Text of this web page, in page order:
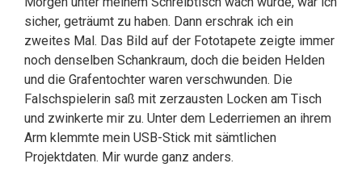
sicher, geträumt zu haben. Dann erschrak ich ein
zweites Mal. Das Bild auf der Fototapete zeigte immer
noch denselben Schankraum, doch die beiden Helden
und die Grafentochter waren verschwunden. Die
Falschspielerin saß mit zerzausten Locken am Tisch
und zwinkerte mir zu. Unter dem Lederriemen an ihrem
Arm klemmte mein USB-Stick mit sämtlichen
Projektdaten. Mir wurde ganz anders.